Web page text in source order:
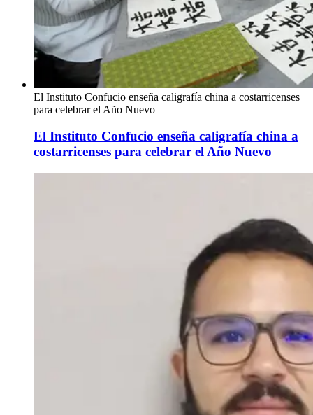
El Instituto Confucio enseña caligrafía china a costarricenses
para celebrar el Año Nuevo
El Instituto Confucio enseña caligrafía china a
costarricenses para celebrar el Año Nuevo